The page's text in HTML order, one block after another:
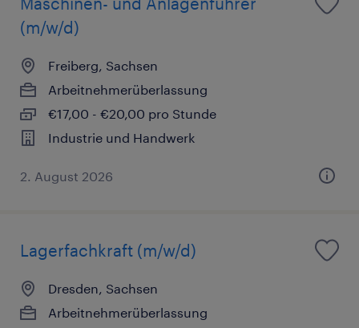
(m/w/d)
Freiberg, Sachsen
Arbeitnehmerüberlassung
€17,00 - €20,00 pro Stunde
Industrie und Handwerk
2. August 2026
Lagerfachkraft (m/w/d)
Dresden, Sachsen
Arbeitnehmerüberlassung